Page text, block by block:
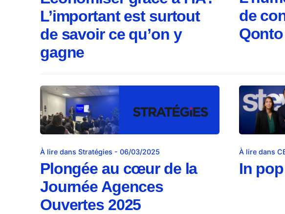
L’important est surtout
de savoir ce qu’on y
gagne
de
Qonto
À lire dans Stratégies - 06/03/2025
Plongée au cœur de la
Journée Agences
Ouvertes 2025
À lire dans
In